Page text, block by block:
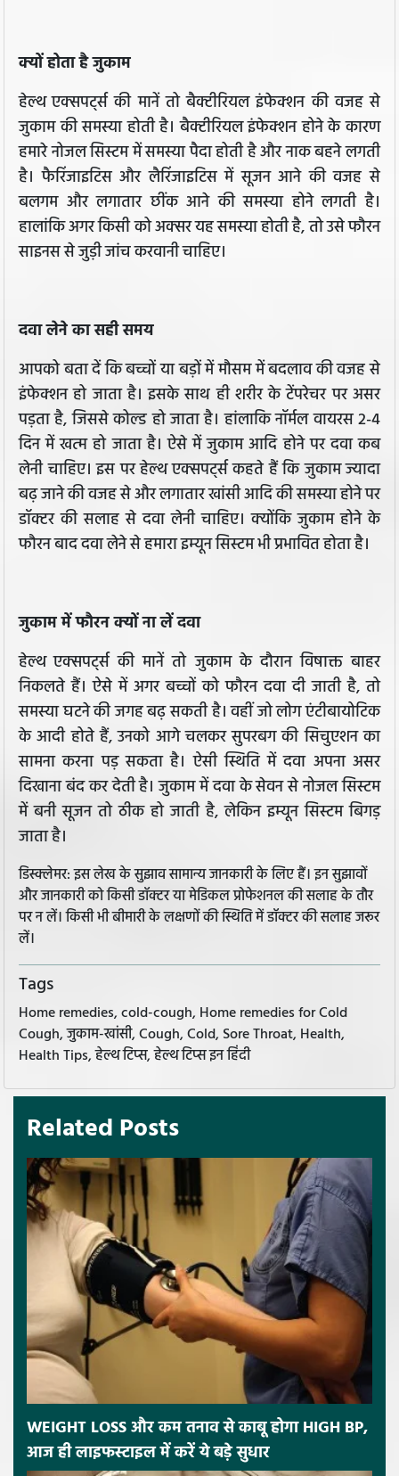
क्यों होता है जुकाम
हेल्थ एक्सपर्ट्स की मानें तो बैक्टीरियल इंफेक्शन की वजह से
जुकाम की समस्या होती है। बैक्टीरियल इंफेक्शन होने के कारण
हमारे नोजल सिस्टम में समस्या पैदा होती है और नाक बहने लगती
है। फैरिंजाइटिस और लैरिंजाइटिस में सूजन आने की वजह से
बलगम और लगातार छींक आने की समस्या होने लगती है।
हालांकि अगर किसी को अक्सर यह समस्या होती है, तो उसे फौरन
साइनस से जुड़ी जांच करवानी चाहिए।
दवा लेने का सही समय
आपको बता दें कि बच्चों या बड़ों में मौसम में बदलाव की वजह से
इंफेक्शन हो जाता है। इसके साथ ही शरीर के टेंपरेचर पर असर
पड़ता है, जिससे कोल्ड हो जाता है। हांलाकि नॉर्मल वायरस 2-4
दिन में खत्म हो जाता है। ऐसे में जुकाम आदि होने पर दवा कब
लेनी चाहिए। इस पर हेल्थ एक्सपर्ट्स कहते हैं कि जुकाम ज्यादा
बढ़ जाने की वजह से और लगातार खांसी आदि की समस्या होने पर
डॉक्टर की सलाह से दवा लेनी चाहिए। क्योंकि जुकाम होने के
फौरन बाद दवा लेने से हमारा इम्यून सिस्टम भी प्रभावित होता है।
जुकाम में फौरन क्यों ना लें दवा
हेल्थ एक्सपर्ट्स की मानें तो जुकाम के दौरान विषाक्त बाहर
निकलते हैं। ऐसे में अगर बच्चों को फौरन दवा दी जाती है, तो
समस्या घटने की जगह बढ़ सकती है। वहीं जो लोग एंटीबायोटिक
के आदी होते हैं, उनको आगे चलकर सुपरबग की सिचुएशन का
सामना करना पड़ सकता है। ऐसी स्थिति में दवा अपना असर
दिखाना बंद कर देती है। जुकाम में दवा के सेवन से नोजल सिस्टम
में बनी सूजन तो ठीक हो जाती है, लेकिन इम्यून सिस्टम बिगड़
जाता है।
डिस्क्लेमर: इस लेख के सुझाव सामान्य जानकारी के लिए हैं। इन सुझावों
और जानकारी को किसी डॉक्टर या मेडिकल प्रोफेशनल की सलाह के तौर
पर न लें। किसी भी बीमारी के लक्षणों की स्थिति में डॉक्टर की सलाह जरूर
लें।
Tags
Home remedies, cold-cough, Home remedies for Cold
Cough, जुकाम-खांसी, Cough, Cold, Sore Throat, Health,
Health Tips, हेल्थ टिप्स, हेल्थ टिप्स इन हिंदी
Related Posts
WEIGHT LOSS और कम तनाव से काबू होगा HIGH BP,
आज ही लाइफस्टाइल में करें ये बड़े सुधार